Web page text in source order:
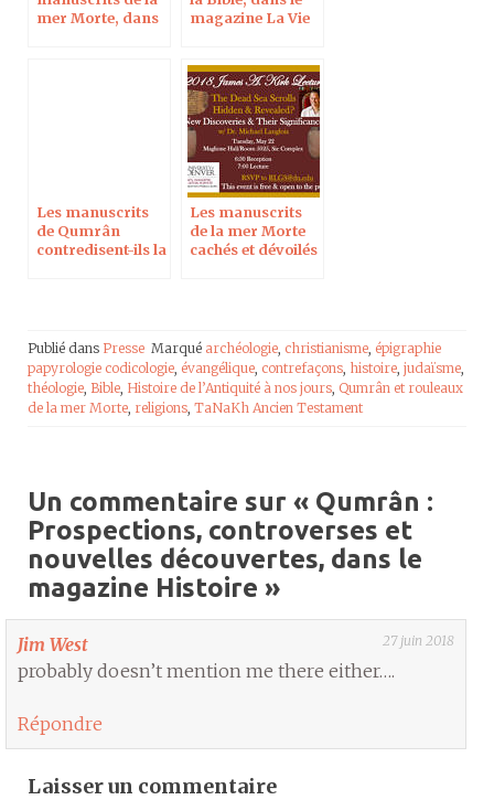
mer Morte, dans
magazine La Vie
Les manuscrits
de Qumrân
contredisent-ils la
Les manuscrits
de la mer Morte
cachés et dévoilés
Publié dans Presse Marqué archéologie, christianisme, épigraphie
papyrologie codicologie, évangélique, contrefaçons, histoire, judaïsme,
théologie, Bible, Histoire de l’Antiquité à nos jours, Qumrân et rouleaux
de la mer Morte, religions, TaNaKh Ancien Testament
Un commentaire sur « Qumrân :
Prospections, controverses et
nouvelles découvertes, dans le
magazine Histoire »
Jim West 27 juin 2018
probably doesn’t mention me there either….
Répondre
Laisser un commentaire